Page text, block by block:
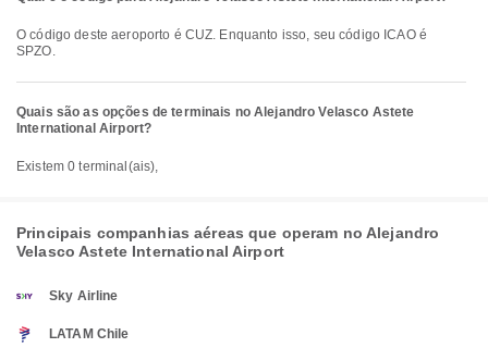
O código deste aeroporto é CUZ. Enquanto isso, seu código ICAO é
SPZO.
Quais são as opções de terminais no Alejandro Velasco Astete
International Airport?
Existem 0 terminal(ais),
Principais companhias aéreas que operam no Alejandro
Velasco Astete International Airport
Sky Airline
LATAM Chile